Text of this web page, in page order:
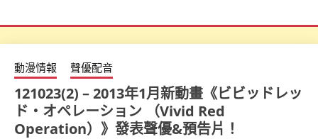
動漫情報 聲優配音
121023(2) – 2013年1月新動畫《ビビッドレッ
ド・オペレーション （Vivid Red
Operation）》發表聲優&預告片！